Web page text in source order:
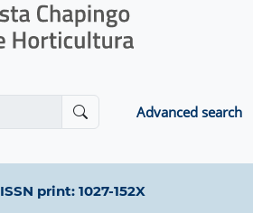
Advanced search
ISSN print: 1027-152X